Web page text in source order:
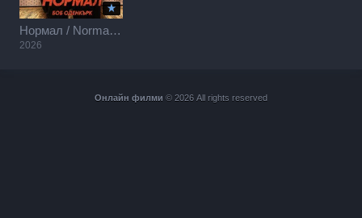
Нормал / Normal (2026)
2026
Онлайн филми © 2026 All rights reserved